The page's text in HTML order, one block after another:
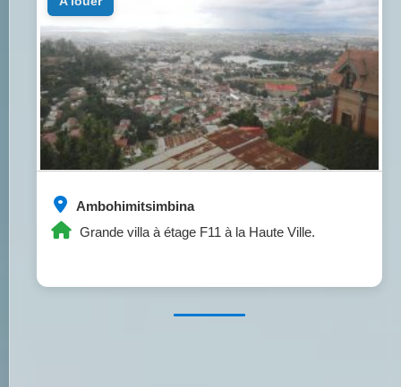
Ambohimitsimbina
Grande villa à étage F11 à la Haute Ville.